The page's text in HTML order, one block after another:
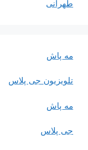
طهرانی
مه پاش
تلویزیون جی پلاس
مه پاش
جی پلاس